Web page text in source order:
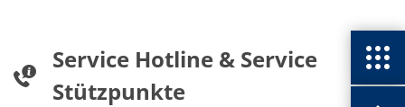
Service Hotline & Service
Stützpunkte